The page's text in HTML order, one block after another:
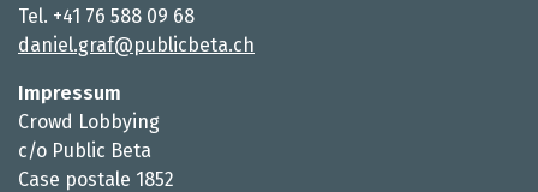
Tel. +41 76 588 09 68
daniel.graf@publicbeta.ch
Impressum
Crowd Lobbying
c/o Public Beta
Case postale 1852